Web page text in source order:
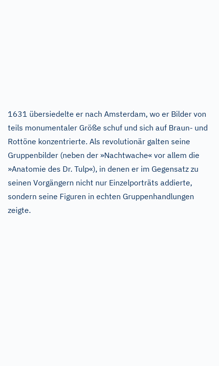
1631 übersiedelte er nach Amsterdam, wo er Bilder von
teils monumentaler Größe schuf und sich auf Braun- und
Rottöne konzentrierte. Als revolutionär galten seine
Gruppenbilder (neben der »Nachtwache« vor allem die
»Anatomie des Dr. Tulp«), in denen er im Gegensatz zu
seinen Vorgängern nicht nur Einzelporträts addierte,
sondern seine Figuren in echten Gruppenhandlungen
zeigte.